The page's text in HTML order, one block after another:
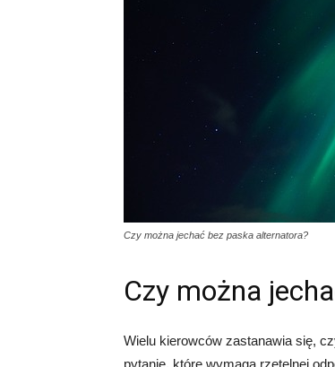
Czy można jechać bez paska alternatora?
Czy można
Wielu kierowców zastanawia się,
pytanie, które wymaga rzetelnej